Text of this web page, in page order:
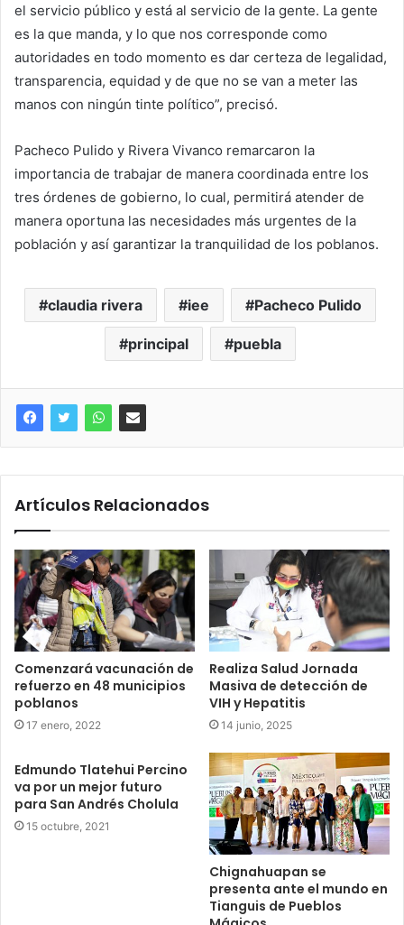
el servicio público y está al servicio de la gente. La gente
es la que manda, y lo que nos corresponde como
autoridades en todo momento es dar certeza de legalidad,
transparencia, equidad y de que no se van a meter las
manos con ningún tinte político”, precisó.
Pacheco Pulido y Rivera Vivanco remarcaron la
importancia de trabajar de manera coordinada entre los
tres órdenes de gobierno, lo cual, permitirá atender de
manera oportuna las necesidades más urgentes de la
población y así garantizar la tranquilidad de los poblanos.
claudia rivera iee Pacheco Pulido
principal puebla
Artículos Relacionados
Comenzará vacunación de
refuerzo en 48 municipios
poblanos
17 enero, 2022
Realiza Salud Jornada
Masiva de detección de
VIH y Hepatitis
14 junio, 2025
Edmundo Tlatehui Percino
va por un mejor futuro
para San Andrés Cholula
15 octubre, 2021
Chignahuapan se
presenta ante el mundo en
Tianguis de Pueblos